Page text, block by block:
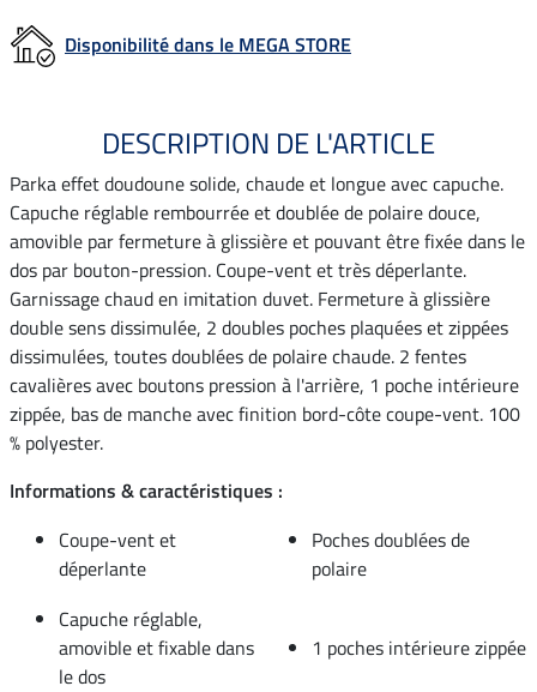
Disponibilité dans le MEGA STORE
DESCRIPTION DE L'ARTICLE
Parka effet doudoune solide, chaude et longue avec capuche.
Capuche réglable rembourrée et doublée de polaire douce,
amovible par fermeture à glissière et pouvant être fixée dans le
dos par bouton-pression. Coupe-vent et très déperlante.
Garnissage chaud en imitation duvet. Fermeture à glissière
double sens dissimulée, 2 doubles poches plaquées et zippées
dissimulées, toutes doublées de polaire chaude. 2 fentes
cavalières avec boutons pression à l'arrière, 1 poche intérieure
zippée, bas de manche avec finition bord-côte coupe-vent. 100
% polyester.
Informations & caractéristiques :
Coupe-vent et
déperlante
Poches doublées de
polaire
Capuche réglable,
amovible et fixable dans
le dos
1 poches intérieure zippée